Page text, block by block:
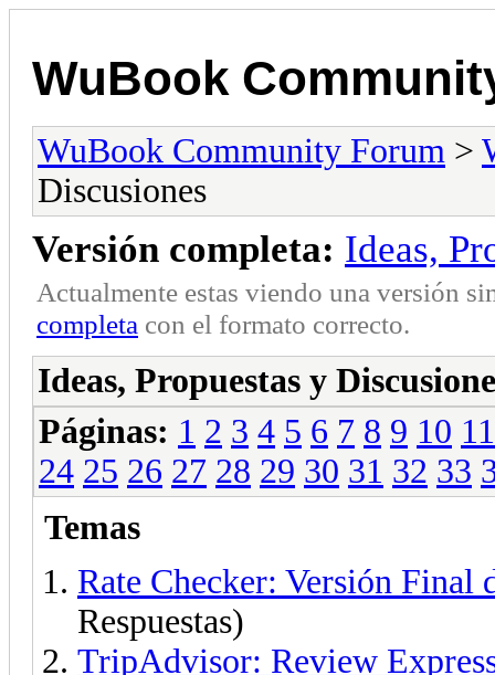
WuBook
WuBook Community Forum >
Discusiones
Versión completa: Ideas,
Actualmente estas viendo una versión
completa con el formato correcto.
Ideas, Propuestas y
Páginas: 1 2 3 4 5 6 7 8 9 10 11
24 25 26 27 28 29 30 31 32 33
Temas
Rate Checker: Versión Final
Respuestas)
TripAdvisor: Review